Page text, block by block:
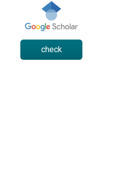
check